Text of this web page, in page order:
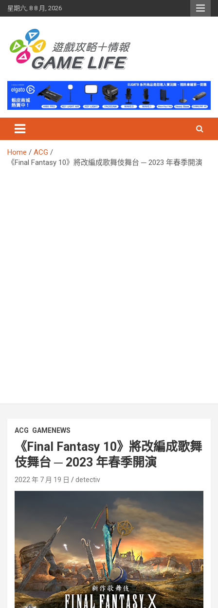
Skip
to
星期六, 8 8 月, 2026
Home
ACG
《Final Fantasy 10》將改編成歌舞伎舞台 ─ 2023 年春季開演
ACG GAMENEWS
《Final Fantasy 10》將改編成歌舞
伎舞台 ─ 2023 年春季開演
2022 年 7 月 19 日 detectiv